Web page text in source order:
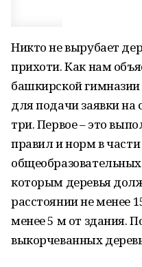
Никто не вырубает
прихоти. Как нам
башкирской
для подачи заявки на
три. Первое – это
правил и норм в
которым деревья
расстоянии не менее
менее 5 м от здания.
выкорчеванных